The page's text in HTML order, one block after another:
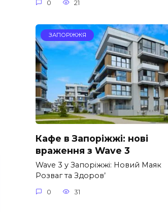
0 21
ЗАПОРІЖЖЯ
Кафе в Запоріжжі: нові
враження з Wave 3
Wave 3 у Запоріжжі: Новий Маяк
Розваг та Здоров’
0 31